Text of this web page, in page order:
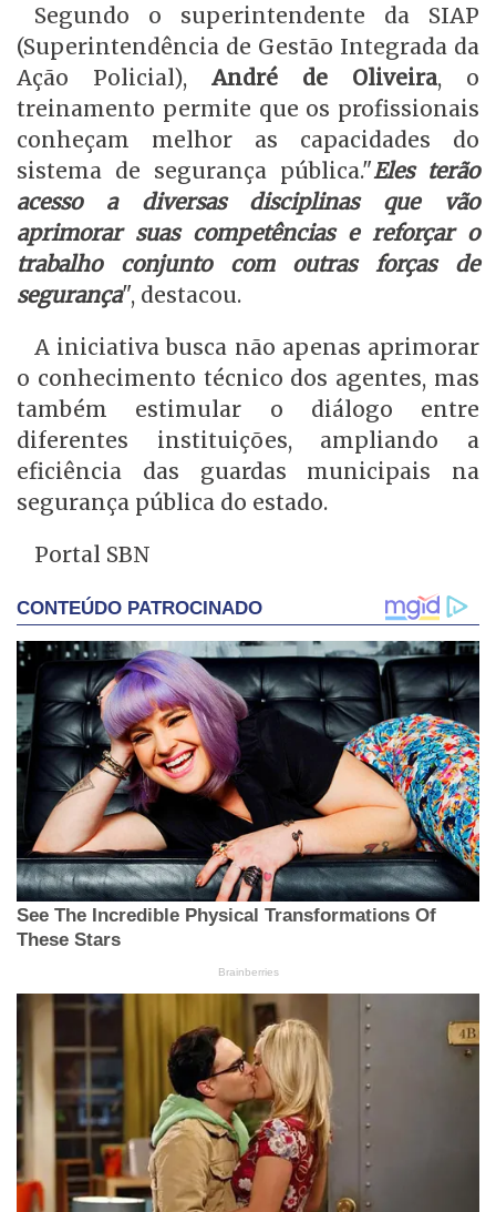
Segundo o superintendente da SIAP
(Superintendência de Gestão Integrada da
Ação Policial), André de Oliveira, o
treinamento permite que os profissionais
conheçam melhor as capacidades do
sistema de segurança pública."Eles terão
acesso a diversas disciplinas que vão
aprimorar suas competências e reforçar o
trabalho conjunto com outras forças de
segurança", destacou.
A iniciativa busca não apenas aprimorar
o conhecimento técnico dos agentes, mas
também estimular o diálogo entre
diferentes instituições, ampliando a
eficiência das guardas municipais na
segurança pública do estado.
Portal SBN